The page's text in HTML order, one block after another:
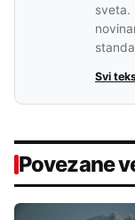
sveta.
Svi
Povezane